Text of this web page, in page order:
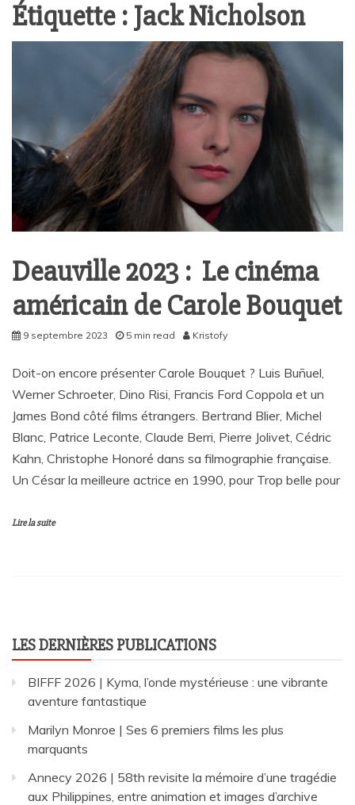
Étiquette : Jack Nicholson
Deauville 2023 : Le cinéma
américain de Carole Bouquet
9 septembre 2023 5 min read Kristofy
Doit-on encore présenter Carole Bouquet ? Luis Buñuel,
Werner Schroeter, Dino Risi, Francis Ford Coppola et un
James Bond côté films étrangers. Bertrand Blier, Michel
Blanc, Patrice Leconte, Claude Berri, Pierre Jolivet, Cédric
Kahn, Christophe Honoré dans sa filmographie française.
Un César la meilleure actrice en 1990, pour Trop belle pour
Lire la suite
LES DERNIÈRES PUBLICATIONS
BIFFF 2026 | Kyma, l’onde mystérieuse : une vibrante
aventure fantastique
Marilyn Monroe | Ses 6 premiers films les plus
marquants
Annecy 2026 | 58th revisite la mémoire d’une tragédie
aux Philippines, entre animation et images d’archive